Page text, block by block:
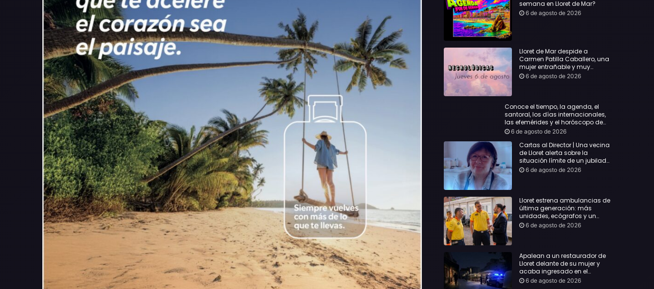
semana en Lloret de Mar?
6 de agosto de 2026
Lloret de Mar despide a
Carmen Patilla Caballero, una
mujer entrañable y muy
querida
6 de agosto de 2026
Conoce el tiempo, la agenda, el
santoral, los días internacionales,
las efemérides y el horóscopo de
hoy Jueves, 6 de agosto de 2026
6 de agosto de 2026
Cartas al Director | Una vecina
de Lloret alerta sobre la
situación límite de un jubilado
de 65 años y pide una
6 de agosto de 2026
Lloret estrena ambulancias de
última generación: más
unidades, ecógrafos y un
servicio reforzado las 24 horas
6 de agosto de 2026
Apalean a un restaurador de
Lloret delante de su mujer y
acaba ingresado en el
Hospital Vall d’Hebron
6 de agosto de 2026